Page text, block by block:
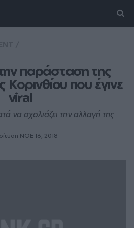
παράσταση της
Κορινθίου που έγινε
viral
να σχολιάζει την αλλαγή της
ΝΟE 16, 2018